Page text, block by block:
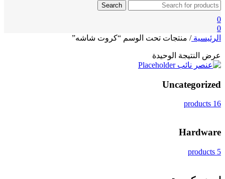
Search
0
0
الرئيسية/ منتجات تحت الوسم “كروت شاشه”
عرض النتيجة الوحيدة
Uncategorized
16 products
Hardware
5 products